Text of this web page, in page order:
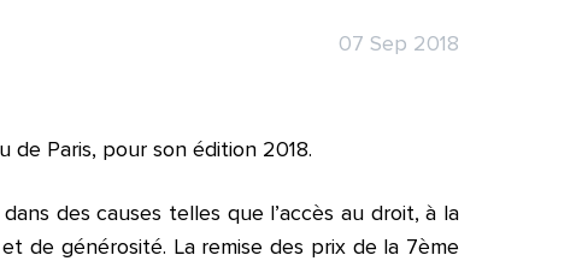
07 Sep 2018
de Paris, pour son édition 2018.
des causes telles que l’accès au droit, à la
de générosité. La remise des prix de la 7ème